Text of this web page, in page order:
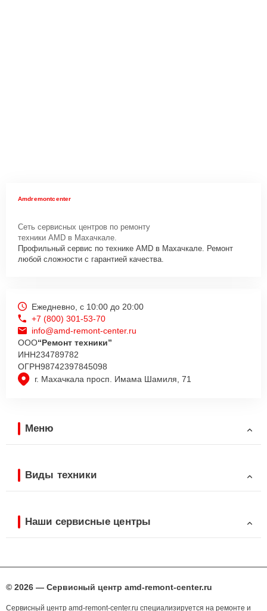
Amdremontcenter
Сеть сервисных центров по ремонту
техники AMD в Махачкале.
Профильный сервис по технике AMD в Махачкале. Ремонт
любой сложности с гарантией качества.
г. Махачкала просп. Имама Шамиля, 71
Ежедневно, с 10:00 до 20:00
+7 (800) 301-53-70
info@amd-remont-center.ru
ООО“Ремонт техники”
ИНН234789782
ОГРН98742397845098
Меню
Виды техники
Наши сервисные центры
© 2026 — Сервисный центр amd-remont-center.ru
Сервисный центр amd-remont-center.ru специализируется на ремонте и